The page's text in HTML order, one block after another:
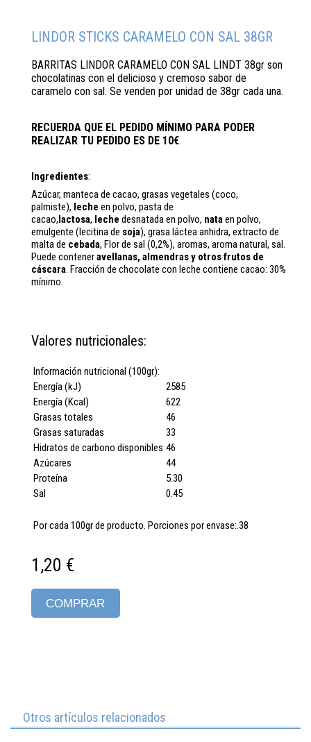
LINDOR STICKS CARAMELO CON SAL 38GR
BARRITAS LINDOR CARAMELO CON SAL LINDT 38gr son
chocolatinas con el delicioso y cremoso sabor de
caramelo con sal. Se venden por unidad de 38gr cada una.
RECUERDA QUE EL PEDIDO MÍNIMO PARA PODER
REALIZAR TU PEDIDO ES DE 10€
Ingredientes:
Azúcar, manteca de cacao, grasas vegetales (coco,
palmiste), leche en polvo, pasta de
cacao,lactosa, leche desnatada en polvo, nataen polvo,
emulgente (lecitina de soja), grasa láctea anhidra, extracto de
malta de cebada, Flor de sal (0,2%), aromas, aroma natural, sal.
Puede conteneravellanas, almendras y otros frutos de
cáscara. Fracción de chocolate con leche contiene cacao: 30%
mínimo.
Valores nutricionales:
Información nutricional (100gr):
Energía (kJ)
2585
Energía (Kcal)
622
Grasas totales
46
Grasas saturadas
33
Hidratos de carbono disponibles 46
Azúcares
44
Proteína
5.30
Sal
0.45
Por cada 100gr de producto. Porciones por envase:.38
1,20 €
COMPRAR
Otros artículos relacionados